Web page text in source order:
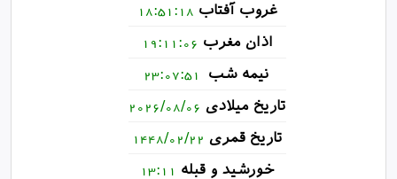
غروب آفتاب 18:51:18
اذان مغرب 19:11:06
نیمه شب 23:07:51
تاریخ میلادی 2026/08/06
تاریخ قمری 1448/02/22
خورشید و قبله 13:11